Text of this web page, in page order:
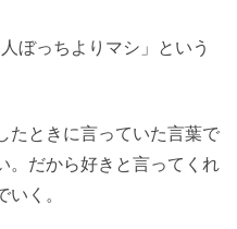
ぼっちよりマシ」という
たときに言っていた言葉で
。だから好きと言ってくれ
く。